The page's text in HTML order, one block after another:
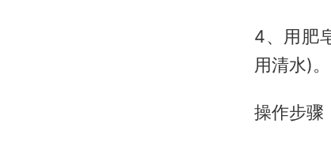
4、用肥
用清水)。
操作步骤